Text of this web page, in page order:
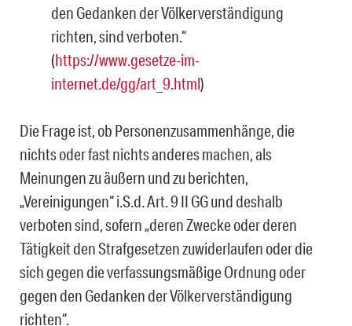
den Gedanken der Völkerverständigung
richten, sind verboten.“
(https://www.gesetze-im-
internet.de/gg/art_9.html)
Die Frage ist, ob Personenzusammenhänge, die
nichts oder fast nichts anderes machen, als
Meinungen zu äußern und zu berichten,
„Vereinigungen“ i.S.d. Art. 9 II GG und deshalb
verboten sind, sofern „deren Zwecke oder deren
Tätigkeit den Strafgesetzen zuwiderlaufen oder die
sich gegen die verfassungsmäßige Ordnung oder
gegen den Gedanken der Völkerverständigung
richten“.